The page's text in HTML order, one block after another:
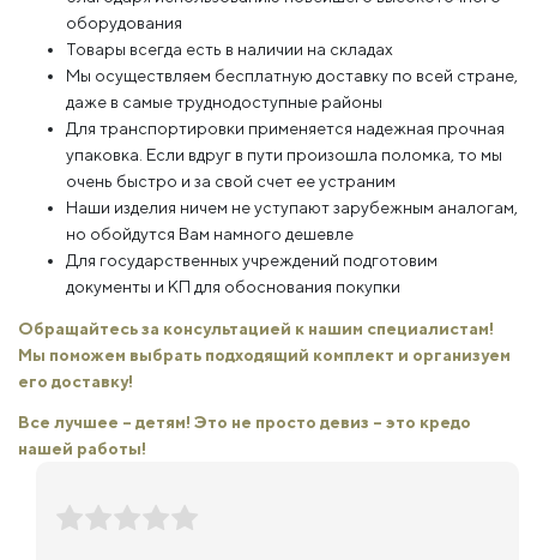
оборудования
Товары всегда есть в наличии на складах
Мы осуществляем бесплатную доставку по всей стране,
даже в самые труднодоступные районы
Для транспортировки применяется надежная прочная
упаковка. Если вдруг в пути произошла поломка, то мы
очень быстро и за свой счет ее устраним
Наши изделия ничем не уступают зарубежным аналогам,
но обойдутся Вам намного дешевле
Для государственных учреждений подготовим
документы и КП для обоснования покупки
Обращайтесь за консультацией к нашим специалистам!
Мы поможем выбрать подходящий комплект и организуем
его доставку!
Все лучшее – детям! Это не просто девиз – это кредо
нашей работы!